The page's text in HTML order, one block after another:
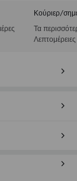
Κούριερ/
Τα
Λεπτομέρειες